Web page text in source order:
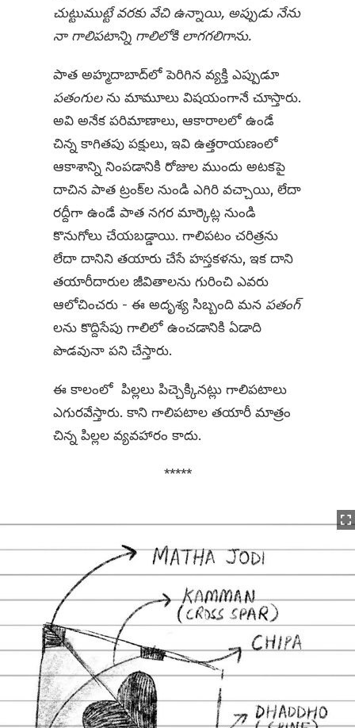
చుట్టుముట్టే వరకు వేచి ఉన్నాయి, అప్పుడు నేను
నా గాలిపటాన్ని గాలిలోకి లాగగలిగాను.
పాత అహ్మదాబాద్‌లో పెరిగిన వ్యక్తి ఎప్పుడూ
పతంగులను మామూలు విషయంగానే చూస్తారు.
అవి అనేక పరిమాణాలు, ఆకారాలలో ఉండే
చిన్న కాగితపు పక్షులు, ఇవి ఉత్తరాయణంలో
ఆకాశాన్ని నింపడానికి రోజుల ముందు అటకపై
దాచిన పాత ట్రంక్‌ల నుండి ఎగిరి వచ్చాయి, లేదా
రద్దీగా ఉండే పాత నగర మార్కెట్ల నుండి
కొనుగోలు చేయబడ్డాయి. గాలిపటం చరిత్రను
లేదా దానిని తయారు చేసే హస్తకళను, ఇక దాని
తయారీదారుల జీవితాలను గురించి ఎవరు
ఆలోచించరు - ఈ అదృశ్య సిబ్బంది మన పతంగ్‌
లను కొద్దిసేపు గాలిలో ఉంచడానికి ఏడాది
పొడవునా పని చేస్తారు.
ఈ కాలంలో పిల్లలు పిచ్చెక్కినట్లు గాలిపటాలు
ఎగురవేస్తారు. కాని గాలిపటాల తయారీ మాత్రం
చిన్న పిల్లల వ్యవహారం కాదు.
*****